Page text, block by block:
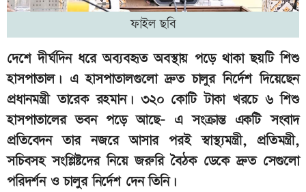
ফাইল ছবি
দেশে দীর্ঘদিন ধরে অব্যবহৃত অবস্থায় পড়ে থাকা ছয়টি শিশু
হাসপাতাল। এ হাসপাতালগুলো দ্রুত চালুর নির্দেশ দিয়েছেন
প্রধানমন্ত্রী তারেক রহমান। ৩২০ কোটি টাকা খরচে ৬ শিশু
হাসপাতালের ভবন পড়ে আছে- এ সংক্রান্ত একটি সংবাদ
প্রতিবেদন তার নজরে আসার পরই স্বাস্থ্যমন্ত্রী, প্রতিমন্ত্রী,
সচিবসহ সংশ্লিষ্টদের নিয়ে জরুরি বৈঠক ডেকে দ্রুত সেগুলো
পরিদর্শন ও চালুর নির্দেশ দেন তিনি।